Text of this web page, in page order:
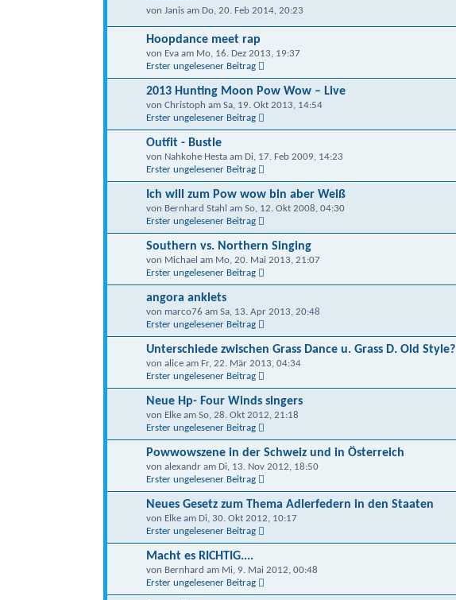
von Janis am Do, 20. Feb 2014, 20:23
Hoopdance meet rap
von Eva am Mo, 16. Dez 2013, 19:37
Erster ungelesener Beitrag
2013 Hunting Moon Pow Wow – Live
von Christoph am Sa, 19. Okt 2013, 14:54
Erster ungelesener Beitrag
Outfit - Bustle
von Nahkohe Hesta am Di, 17. Feb 2009, 14:23
Erster ungelesener Beitrag
Ich will zum Pow wow bin aber Weiß
von Bernhard Stahl am So, 12. Okt 2008, 04:30
Erster ungelesener Beitrag
Southern vs. Northern Singing
von Michael am Mo, 20. Mai 2013, 21:07
Erster ungelesener Beitrag
angora anklets
von marco76 am Sa, 13. Apr 2013, 20:48
Erster ungelesener Beitrag
Unterschiede zwischen Grass Dance u. Grass D. Old Style?
von alice am Fr, 22. Mär 2013, 04:34
Erster ungelesener Beitrag
Neue Hp- Four Winds singers
von Elke am So, 28. Okt 2012, 21:18
Erster ungelesener Beitrag
Powwowszene in der Schweiz und in Österreich
von alexandr am Di, 13. Nov 2012, 18:50
Erster ungelesener Beitrag
Neues Gesetz zum Thema Adlerfedern in den Staaten
von Elke am Di, 30. Okt 2012, 10:17
Erster ungelesener Beitrag
Macht es RICHTIG....
von Bernhard am Mi, 9. Mai 2012, 00:48
Erster ungelesener Beitrag